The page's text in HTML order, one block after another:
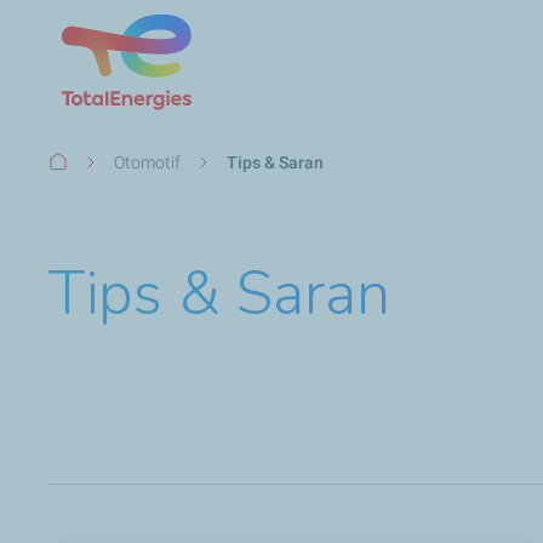
Breadcrumb
Otomotif Tips & Saran
Tips & Saran